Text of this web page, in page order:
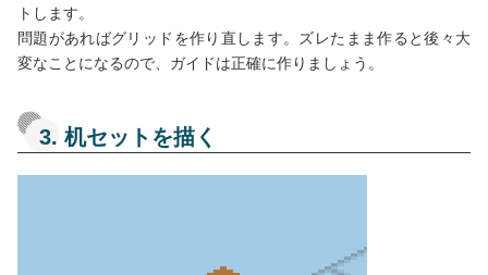
トします。
問題があればグリッドを作り直します。ズレたまま作ると後々大
変なことになるので、ガイドは正確に作りましょう。
3. 机セットを描く